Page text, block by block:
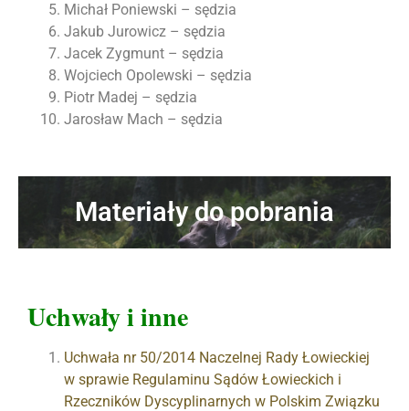
Michał Poniewski – sędzia
Jakub Jurowicz – sędzia
Jacek Zygmunt – sędzia
Wojciech Opolewski – sędzia
Piotr Madej – sędzia
Jarosław Mach – sędzia
Materiały do pobrania
Uchwały i inne
Uchwała nr 50/2014 Naczelnej Rady Łowieckiej
w sprawie Regulaminu Sądów Łowieckich i
Rzeczników Dyscyplinarnych w Polskim Związku